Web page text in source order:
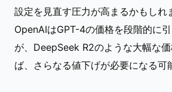
設定を見直す圧力が高まるかもしれ
OpenAIはGPT-4の価格を段階的に
が、DeepSeek R2のような大幅な
ば、さらなる値下げが必要になる可